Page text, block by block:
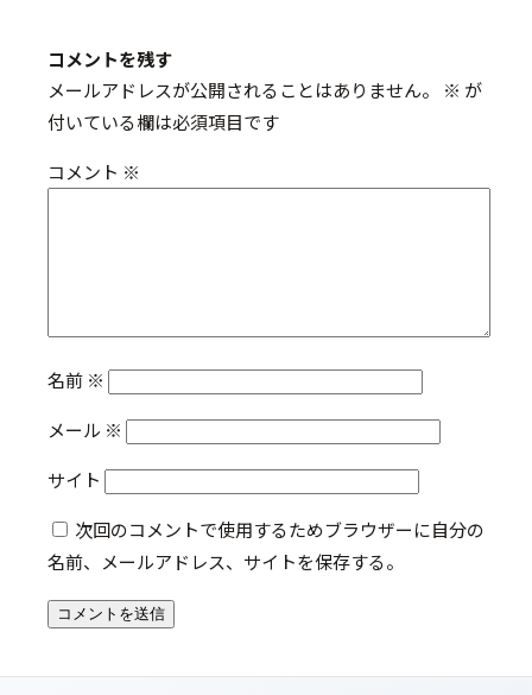
コメントを残す
メールアドレスが公開されることはありません。
※ が
付いている欄は必須項目です
コメント ※
名前 ※
メール ※
サイト
次回のコメントで使用するためブラウザーに自分の
名前、メールアドレス、サイトを保存する。